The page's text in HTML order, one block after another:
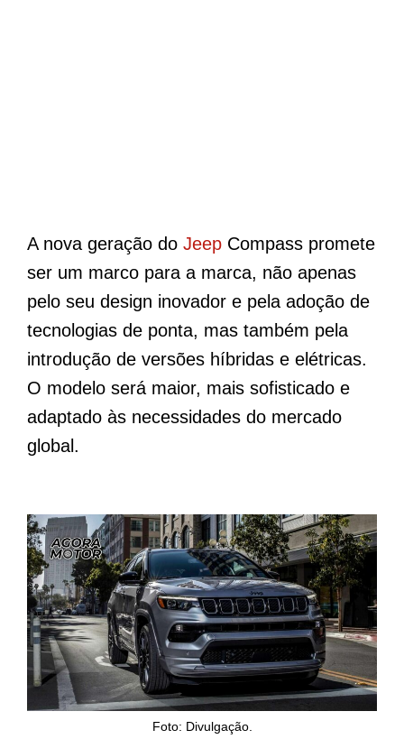
A nova geração do Jeep Compass promete
ser um marco para a marca, não apenas
pelo seu design inovador e pela adoção de
tecnologias de ponta, mas também pela
introdução de versões híbridas e elétricas.
O modelo será maior, mais sofisticado e
adaptado às necessidades do mercado
global.
Foto: Divulgação.